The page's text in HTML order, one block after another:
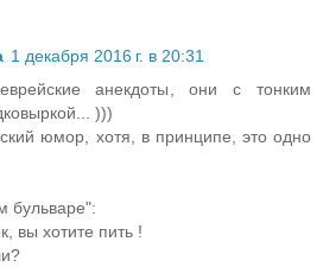
1 декабря 2016 г. в 20:31
анекдоты, они с тонким
)))
юмор, хотя, в принципе, это одно
бульваре":
вы хотите пить !